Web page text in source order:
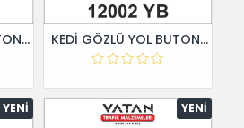
KEDİ GÖZLÜ YOL BUTONU 12000 YB KEDİ GÖZLÜ YOL BUTONU 12002 YB
YENI YENI